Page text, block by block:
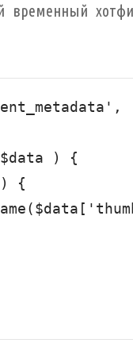
временный
) {